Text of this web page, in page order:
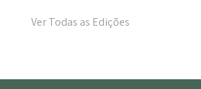
Ver Todas as Edições